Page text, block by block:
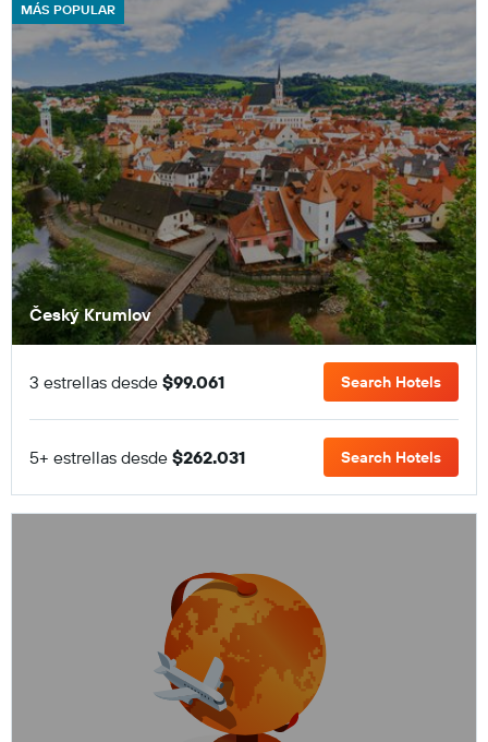
MÁS POPULAR
Český Krumlov
3 estrellas desde $99.061 Search Hotels
5+ estrellas desde $262.031 Search Hotels